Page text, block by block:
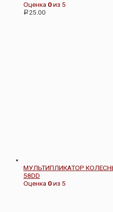
Оценка 0из 5
Р 25.00
МУЛЬТИПЛИКАТОР
58DD
Оценка 0из 5